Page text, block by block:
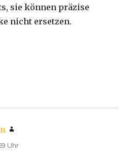
sie können präzise
nicht ersetzen.
Uhr